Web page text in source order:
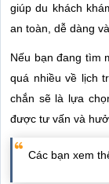
giúp du khách
an toàn, dễ dàng
Nếu bạn đang tìm
quá nhiều về lịch
chắn sẽ là lựa
được tư vấn và
Các bạn xem